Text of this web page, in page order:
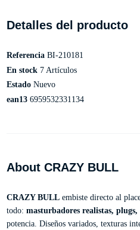
Detalles del producto
Referencia BI-210181
En stock 7 Artículos
Estado Nuevo
ean13 6959532331134
About CRAZY BULL
CRAZY BULLembiste directo al
todo: masturbadores realistas,
potencia. Diseños variados, texturas